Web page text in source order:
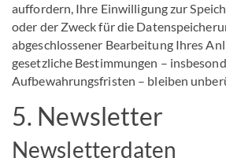
auffordern, Ihre Einwilligung zur
oder der Zweck für die
abgeschlossener Bearbeitung Ihres
gesetzliche Bestimmungen –
Aufbewahrungsfristen – bleiben
5. Newsletter
Newsletter­daten